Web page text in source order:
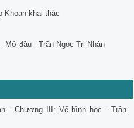
Khoan-khai thác
Mở đầu - Trần Ngọc Tri Nhân
- Chương III: Vẽ hình học - Trần